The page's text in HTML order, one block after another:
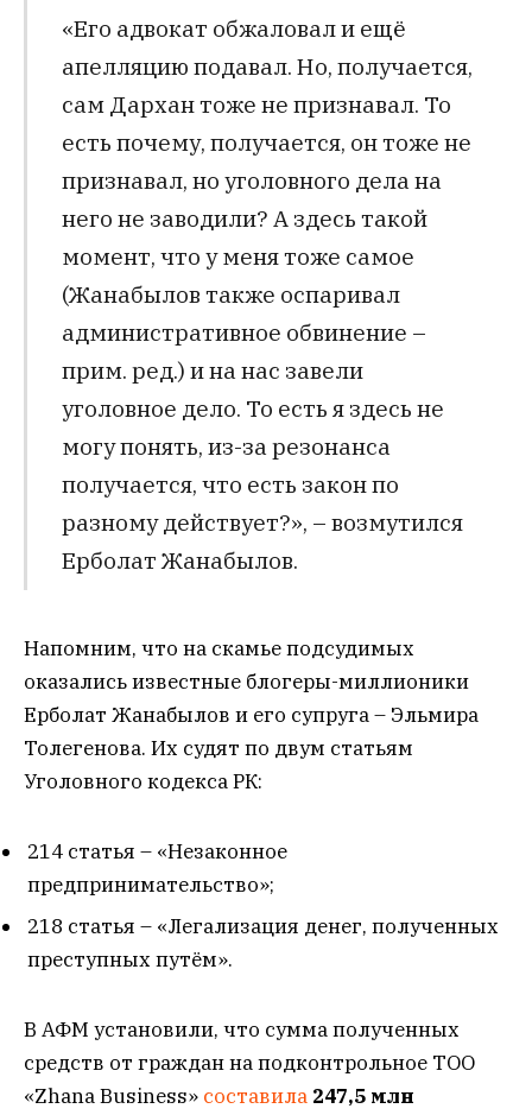
«Его адвокат обжаловал и ещё
апелляцию подавал. Но, получается,
сам Дархан тоже не признавал. То
есть почему, получается, он тоже не
признавал, но уголовного дела на
него не заводили? А здесь такой
момент, что у меня тоже самое
(Жанабылов также оспаривал
административное обвинение –
прим. ред.) и на нас завели
уголовное дело. То есть я здесь не
могу понять, из-за резонанса
получается, что есть закон по
разному действует?», – возмутился
Ерболат Жанабылов.
Напомним, что на скамье подсудимых
оказались известные блогеры-миллионики
Ерболат Жанабылов и его супруга – Эльмира
Толегенова. Их судят по двум статьям
Уголовного кодекса РК:
214 статья – «Незаконное
предпринимательство»;
218 статья – «Легализация денег, полученных
преступных путём».
В АФМ установили, что сумма полученных
средств от граждан на подконтрольное ТОО
«Zhana Business» составила 247,5 млн